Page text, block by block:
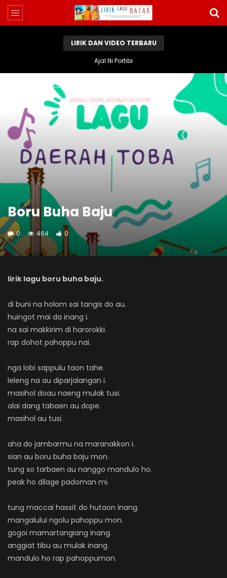
LIRIK DAN VIDEO TERBARU
Ajal Ni Portibi
Lirik Lagu Batak
Boru Buha Baju
0 464 0
lirik lagu boru buha baju.
di buni na holom sai tangis do au.
huingot mai da inang i.
na sai makkirim di harorokki.
rap dohot pahoppu nai.
nga lobi sappulu taon tahe.
leleng na au diparjalangan i.
masihol doau naeng mulak tusi.
alai dang tabaen au dope.
masihol au tusi.
aha do jambarmu na maranakkon i.
sian au boru buha baju mon.
tung so tarbaen au nanggo mandulo ho.
peak ho dilage padoman mi.
tung maccai hassit do hutaon inang.
mangalului ngolu pahoppu mon.
gogoi mamartangiang inang.
anggiat tibu au mulak inang.
mandulo ho rap pahoppumon.